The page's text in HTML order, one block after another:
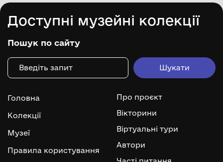
Доступні музейні колекції
Пошук по сайту
Головна
Колекції
Музеї
Правила користування
Про проєкт
Вікторини
Віртуальні тури
Автори